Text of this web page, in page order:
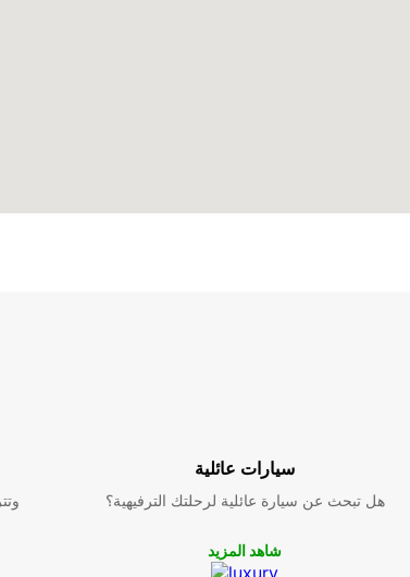
سيارات عائلية
هل تبحث عن سيارة عائلية لرحلتك الترفيهية؟
شاهد المزيد